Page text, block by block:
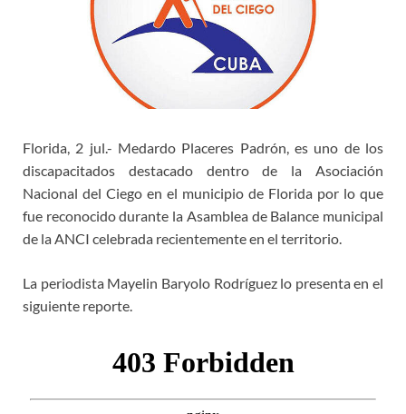
Florida, 2 jul.- Medardo Placeres Padrón, es uno de los
discapacitados destacado dentro de la Asociación
Nacional del Ciego en el municipio de Florida por lo que
fue reconocido durante la Asamblea de Balance municipal
de la ANCI celebrada recientemente en el territorio.
La periodista Mayelin Baryolo Rodríguez lo presenta en el
siguiente reporte.